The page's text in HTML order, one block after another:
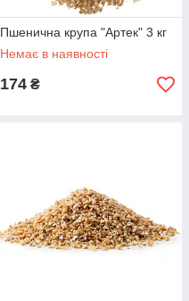
Пшенична крупа "Артек" 3 кг
Немає в наявності
174 ₴